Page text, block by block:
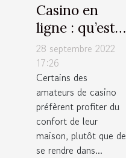
Casino en
ligne : qu’est-
ce qu’il faut
savoir sur les
techniques de
jeu ?
28 septembre 2022
17:26
Certains des
amateurs de casino
préfèrent profiter du
confort de leur
maison, plutôt que de
se rendre dans...